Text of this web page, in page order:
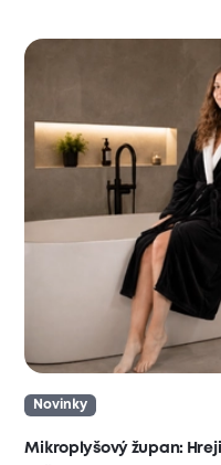
Novinky
Mikroplyšový župan: